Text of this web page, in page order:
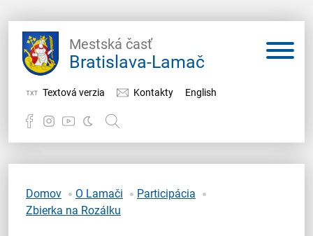
Mestská časť
Bratislava-Lamač
Textová verzia Kontakty English
Samospráva
Domov O Lamači
Participácia
Zbierka na Rozálku